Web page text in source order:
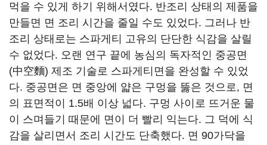
먹을 수 있게 하기 위해서였다. 반조리 상태의 제품을
만들면 면 조리 시간을 줄일 수도 있었다. 그러나 반
조리 상태로는 스파게티 고유의 단단한 식감을 살릴
수 없었다. 오랜 연구 끝에 농심의 독자적인 중공면
(中空麵) 제조 기술로 스파게티면을 완성할 수 있었
다. 중공면은 면 중앙에 얇은 구멍을 뚫은 것으로, 면
의 표면적이 1.5배 이상 넓다. 구멍 사이로 뜨거운 물
이 스며들기 때문에 면이 더 빨리 익는다. 그 덕에 식
감을 살리면서 조리 시간도 단축했다. 면 90가닥을